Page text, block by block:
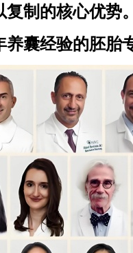
复制的核心优势
养囊经验的胚胎